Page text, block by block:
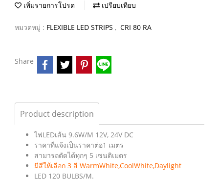
เพิ่มรายการโปรด เปรียบเทียบ
หมวดหมู่ : FLEXIBLE LED STRIPS , CRI 80 RA
Share
Product description
ไฟLEDเส้น 9.6W/M 12V, 24V DC
ราคาที่แจ้งเป็นราคาต่อ1 เมตร
สามารถตัดได้ทุกๆ 5 เซนติเมตร
มีสีให้เลือก 3 สี WarmWhite,CoolWhite,Daylight
LED 120 BULBS/M.